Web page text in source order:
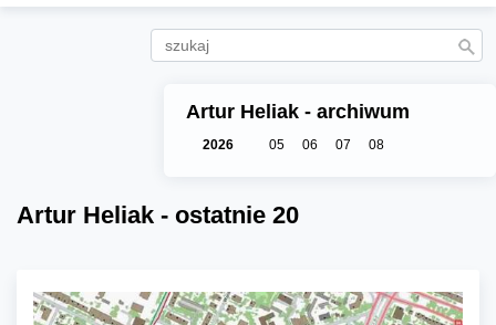
Artur Heliak - archiwum
2026 05 06 07 08
Artur Heliak - ostatnie 20